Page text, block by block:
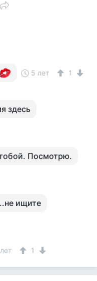
5 лет 1
здесь
Посмотрю.
ищите
1